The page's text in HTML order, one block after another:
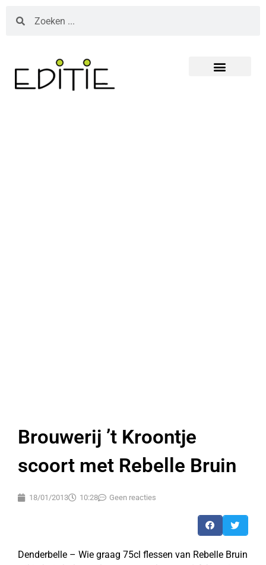
Brouwerij ’t Kroontje
scoort met Rebelle Bruin
18/01/2013 10:28 Geen reacties
Denderbelle – Wie graag 75cl flessen van Rebelle Bruin